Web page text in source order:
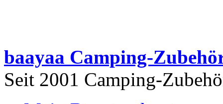
baayaa Camping-
Seit 2001 Camping-